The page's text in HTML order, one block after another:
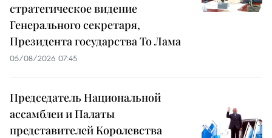
стратегическое видение
Генерального секретаря,
Президента государства То Лама
05/08/2026 07:45
Председатель Национальной
ассамблеи и Палаты
представителей Королевства